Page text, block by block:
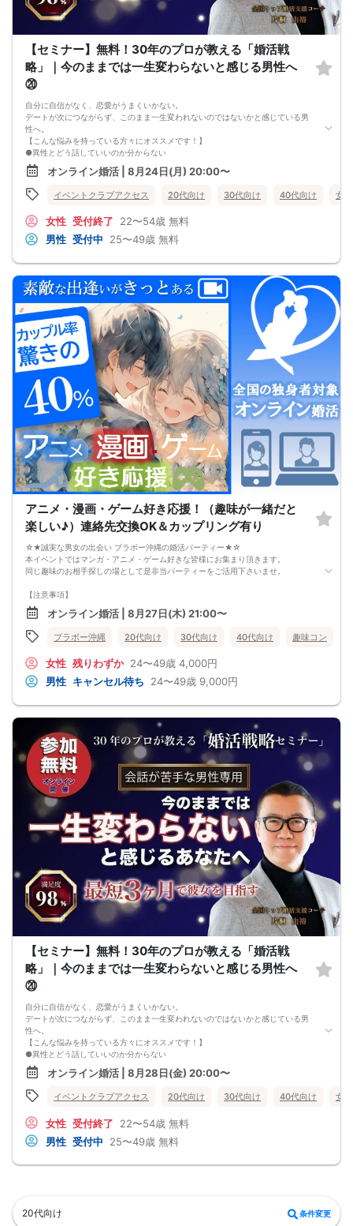
【セミナー】無料！30年のプロが教える「婚活戦
略」｜今のままでは一生変わらないと感じる男性へ
⑳
自分に自信がなく、恋愛がうまくいかない。
デートが次につながらず、このまま一生変われないのではないかと感じている男
性へ。
【こんな悩みを持っている方々にオススメです！】
●異性とどう話していいのか分からない
●婚活パーティー、合コンで上手くいかない
●デートやお見合いが２回目につながらない
●今のままでは一生変わらない気がする
●異性から断られると、自分の人格を否定されている気分になる
最短3ヶ月で彼女ができる可能性を高め、1年以内の結婚を目指すための
恋愛・婚活の具体的な方法をお伝えします。
【婚活戦略セミナーで得られるメリットは！】
●婚活パーティーやマッチングアプリで結果を出せるようになる
●異性とのコミュニケーションのポイントが理解できる
●好きになった女性との関係を続けられるようになる
まずは、異性が求めていることを理解し、
それを提供できる自分自身に変化していくことにより、
はじめて自分が好きな異性が自分を好きになってくれるようになり、
恋愛婚活が上手くいくようになります。
改善
異性が求めていることを理解し、
それを自然に伝えられる自分に変わることで、
好きな女性から選ばれるようになります。
婚活戦略セミナーでは、恋愛や婚活で悩む男性が
短期間で変化と成果を実感できる方法をお伝えします。
【注意事項】
・セミナー中はカメラをオン（お顔を出して）での受講をお願いします。
（屋外、車内からのご参加や、途中入室、退出はご遠慮下さい。）
【キャンセル規定】
セミナー準備の都合上、当日無断キャンセルの場合は、3,000円のキャンセル料を
お支払いいただきます。
オンライン婚活 | 8月24日(月) 20:00〜
イベントクラブアクセス 20代向け 30代向け 40代向け 女
女性 受付終了 22〜54歳 無料
男性 受付中 25〜49歳 無料
アニメ・漫画・ゲーム好き応援！（趣味が一緒だと
楽しい♪）連絡先交換OK＆カップリング有り
☆★誠実な男女の出会い ブラボー沖縄の婚活パーティー★☆
本イベントではマンガ・アニメ・ゲーム好きな皆様にお集まり頂きます。
同じ趣味のお相手探しの場として是非当パーティーをご活用下さいませ。
【注意事項】
・全国各地に募集しております。お相手の居住地はご自身の居住地と異なる場合
がございます。
・本人様確認書類のご提示をお願いしております。免許証やマイナンバーカード
等をご準備下さい。
ご了承下さいませ。
・終了時刻は目安となります。正確な終了時刻はイベント開始時にスタッフより
ご案内いたします。
・最小催行人数 1対1、最大20名（男女比調整のため定員になる前にキャンセル待
ちとなる場合がございます）
・イベント開催時刻１時間前迄に最小催行人数に満たない場合は中止のご連絡を
差し上げます。
オンライン婚活 | 8月27日(木) 21:00〜
ブラボー沖縄 20代向け 30代向け 40代向け 趣味コン
女性 残りわずか 24〜49歳 4,000円
男性 キャンセル待ち 24〜49歳 9,000円
【セミナー】無料！30年のプロが教える「婚活戦
略」｜今のままでは一生変わらないと感じる男性へ
⑳
自分に自信がなく、恋愛がうまくいかない。
デートが次につながらず、このまま一生変われないのではないかと感じている男
性へ。
【こんな悩みを持っている方々にオススメです！】
●異性とどう話していいのか分からない
●婚活パーティー、合コンで上手くいかない
●デートやお見合いが２回目につながらない
●今のままでは一生変わらない気がする
●異性から断られると、自分の人格を否定されている気分になる
最短3ヶ月で彼女ができる可能性を高め、1年以内の結婚を目指すための
恋愛・婚活の具体的な方法をお伝えします。
【婚活戦略セミナーで得られるメリットは！】
●好きになった女性との関係を続けられるようになる
まずは、異性が求めていることを理解し、
オンライン婚活 | 8月28日(金) 20:00〜
イベントクラブアクセス 20代向け 30代向け 40代向け 女
女性 受付終了 22〜54歳 無料
男性 受付中 25〜49歳 無料
20代向け 条件変更